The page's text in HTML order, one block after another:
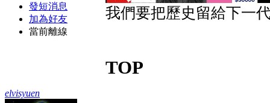
發短消息
加為好友
當前離線
我們要把歷史留給下一
TOP
elvisyuen